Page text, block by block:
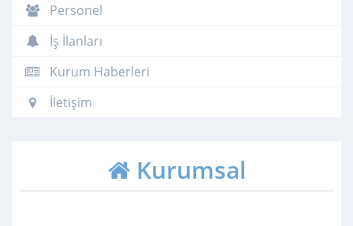
Personel
İş İlanları
Kurum Haberleri
İletişim
Kurumsal